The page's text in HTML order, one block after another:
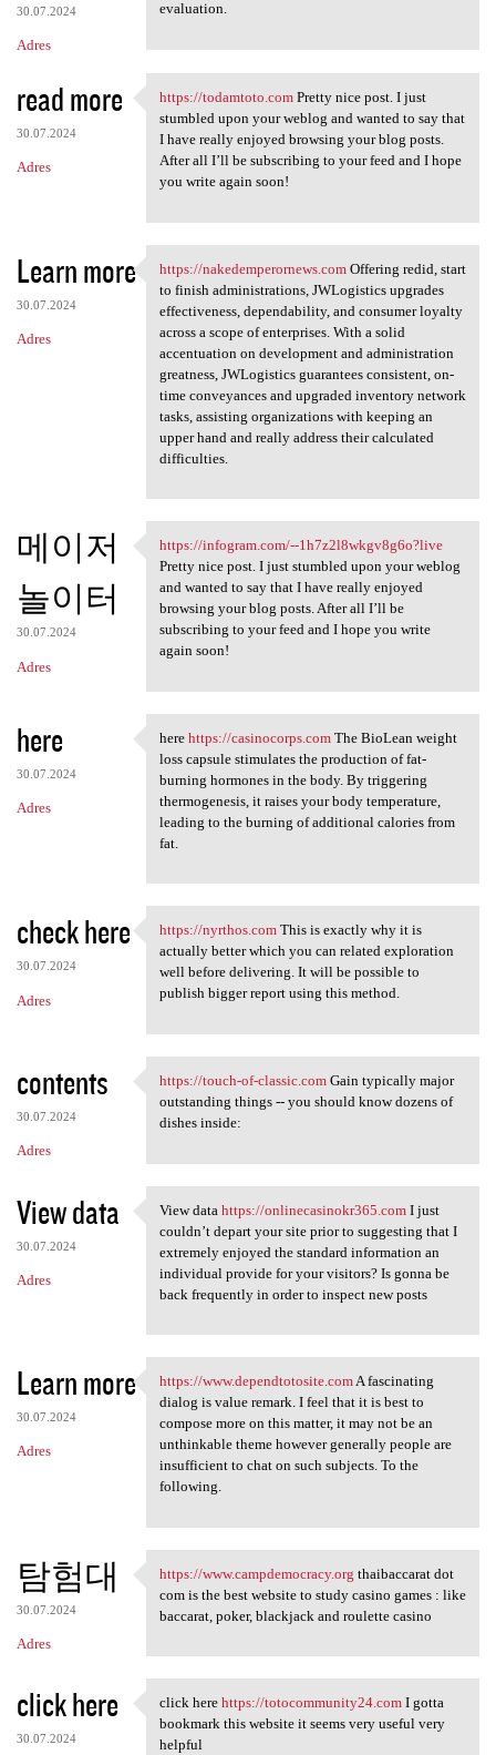
30.07.2024
Adres
evaluation.
read more
30.07.2024
Adres
https://todamtoto.com Pretty
https://todamtoto.comPretty nice post. I just
stumbled upon your weblog and wanted to say that
I have really enjoyed browsing your blog posts.
After all I’ll be subscribing to your feed and I hope
you write again soon!
Learn more
30.07.2024
Adres
https://nakedemperornews.com
https://nakedemperornews.comOffering redid, start
to finish administrations, JWLogistics upgrades
effectiveness, dependability, and consumer loyalty
across a scope of enterprises. With a solid
accentuation on development and administration
greatness, JWLogistics guarantees consistent, on-
time conveyances and upgraded inventory network
tasks, assisting organizations with keeping an
upper hand and really address their calculated
difficulties.
메이저
놀이터
30.07.2024
Adres
https://infogram.com/-
https://infogram.com/--1h7z2l8wkgv8g6o?live
Pretty nice post. I just stumbled upon your weblog
and wanted to say that I have really enjoyed
browsing your blog posts. After all I’ll be
subscribing to your feed and I hope you write
again soon!
here
30.07.2024
Adres
here https://casinocorps
here https://casinocorps.comThe BioLean weight
loss capsule stimulates the production of fat-
burning hormones in the body. By triggering
thermogenesis, it raises your body temperature,
leading to the burning of additional calories from
fat.
check here
30.07.2024
Adres
https://nyrthos.com This is
https://nyrthos.comThis is exactly why it is
actually better which you can related exploration
well before delivering. It will be possible to
publish bigger report using this method.
contents
30.07.2024
Adres
https://touch-of-classic.com
https://touch-of-classic.comGain typically major
outstanding things -- you should know dozens of
dishes inside:
View data
30.07.2024
Adres
View data https:/
View data https://onlinecasinokr365.comI just
couldn’t depart your site prior to suggesting that I
extremely enjoyed the standard information an
individual provide for your visitors? Is gonna be
back frequently in order to inspect new posts
Learn more
30.07.2024
Adres
https://www.dependtotosite
https://www.dependtotosite.comA fascinating
dialog is value remark. I feel that it is best to
compose more on this matter, it may not be an
unthinkable theme however generally people are
insufficient to chat on such subjects. To the
following.
탐험대
30.07.2024
Adres
https://www.campdemocracy.org
https://www.campdemocracy.org thaibaccarat dot
com is the best website to study casino games : like
baccarat, poker, blackjack and roulette casino
click here
30.07.2024
click here https:/
click here https://totocommunity24.comI gotta
bookmark this website it seems very useful very
helpful